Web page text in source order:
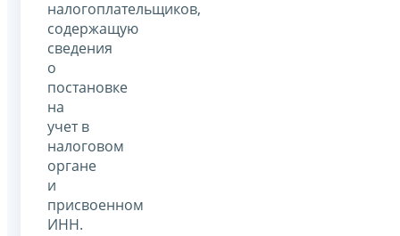
налогоплательщиков,
содержащую
сведения
о
постановке
на
учет в
налоговом
органе
и
присвоенном
ИНН.